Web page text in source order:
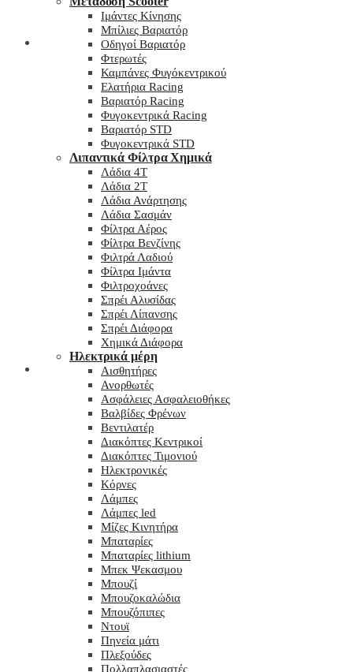
My wishlist
Ιμάντες Κίνησης
Μπίλιες Βαριατόρ
Οδηγοί Βαριατόρ
Φτερωτές
Καμπάνες Φυγόκεντρικού
Ελατήρια Racing
Βαριατόρ Racing
Φυγοκεντρικά Racing
Βαριατόρ STD
Φυγοκεντρικά STD
Λιπαντικά Φίλτρα Χημικά
Λάδια 4T
Λάδια 2T
Λάδια Ανάρτησης
Λάδια Σασμάν
Φίλτρα Αέρος
Φίλτρα Βενζίνης
Φιλτρά Λαδιού
Φίλτρα Ιμάντα
Φιλτροχοάνες
Σπρέι Αλυσίδας
Σπρέι Λίπανσης
Σπρέι Διάφορα
Χημικά Διάφορα
Hλεκτρικά μέρη
Αισθητήρες
Ανορθωτές
Ασφάλειες Ασφαλειοθήκες
Βαλβίδες Φρένων
Βεντιλατέρ
Διακόπτες Κεντρικοί
Διακόπτες Τιμονιού
Ηλεκτρονικές
Κόρνες
Λάμπες
Λάμπες led
Μίζες Κινητήρα
Μπαταρίες
Μπαταρίες lithium
Μπεκ Ψεκασμου
Μπουζί
Μπουζοκαλώδια
Μπουζόπιπες
Ντουϊ
Πηνεία μάτι
Πλεξούδες
Πολλαπλασιαστές